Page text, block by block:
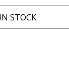
STOCK